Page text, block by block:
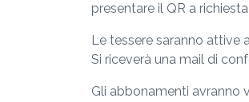
presentare il QR a
Le tessere saranno attive
Si riceverà una mail di
Gli abbonamenti avranno